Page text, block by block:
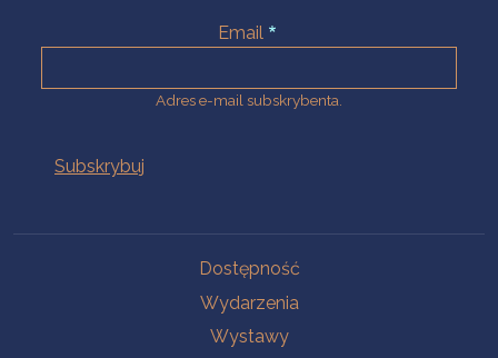
Email
Adres e-mail subskrybenta.
Dostępność
Wydarzenia
Wystawy